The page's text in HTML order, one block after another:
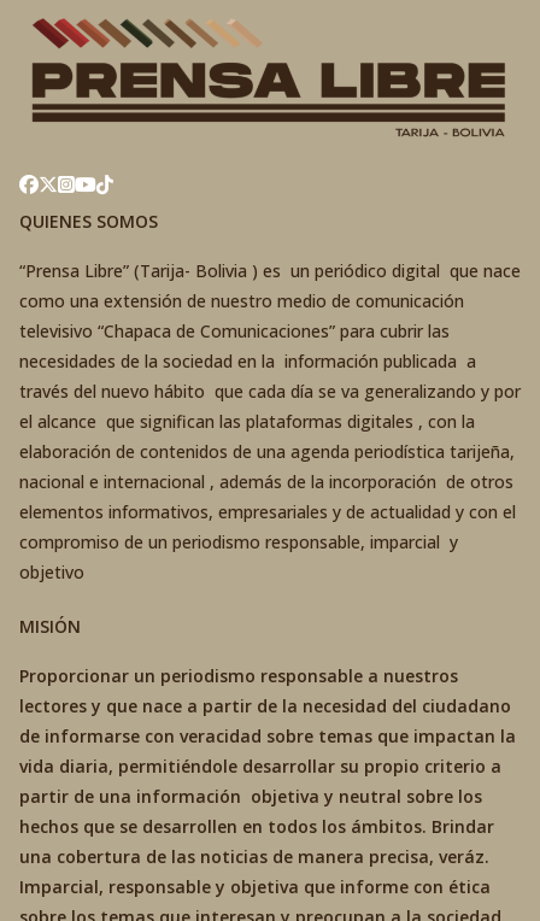
QUIENES SOMOS
“Prensa Libre” (Tarija- Bolivia ) es un periódico digital que nace
como una extensión de nuestro medio de comunicación
televisivo “Chapaca de Comunicaciones” para cubrir las
necesidades de la sociedad en la información publicada a
través del nuevo hábito que cada día se va generalizando y por
el alcance que significan las plataformas digitales , con la
elaboración de contenidos de una agenda periodística tarijeña,
nacional e internacional , además de la incorporación de otros
elementos informativos, empresariales y de actualidad y con el
compromiso de un periodismo responsable, imparcial y
objetivo
MISIÓN
Proporcionar un periodismo responsable a nuestros
lectores y que nace a partir de la necesidad del ciudadano
de informarse con veracidad sobre temas que impactan la
vida diaria, permitiéndole desarrollar su propio criterio a
partir de una información objetiva y neutral sobre los
hechos que se desarrollen en todos los ámbitos. Brindar
una cobertura de las noticias de manera precisa, veráz.
Imparcial, responsable y objetiva que informe con ética